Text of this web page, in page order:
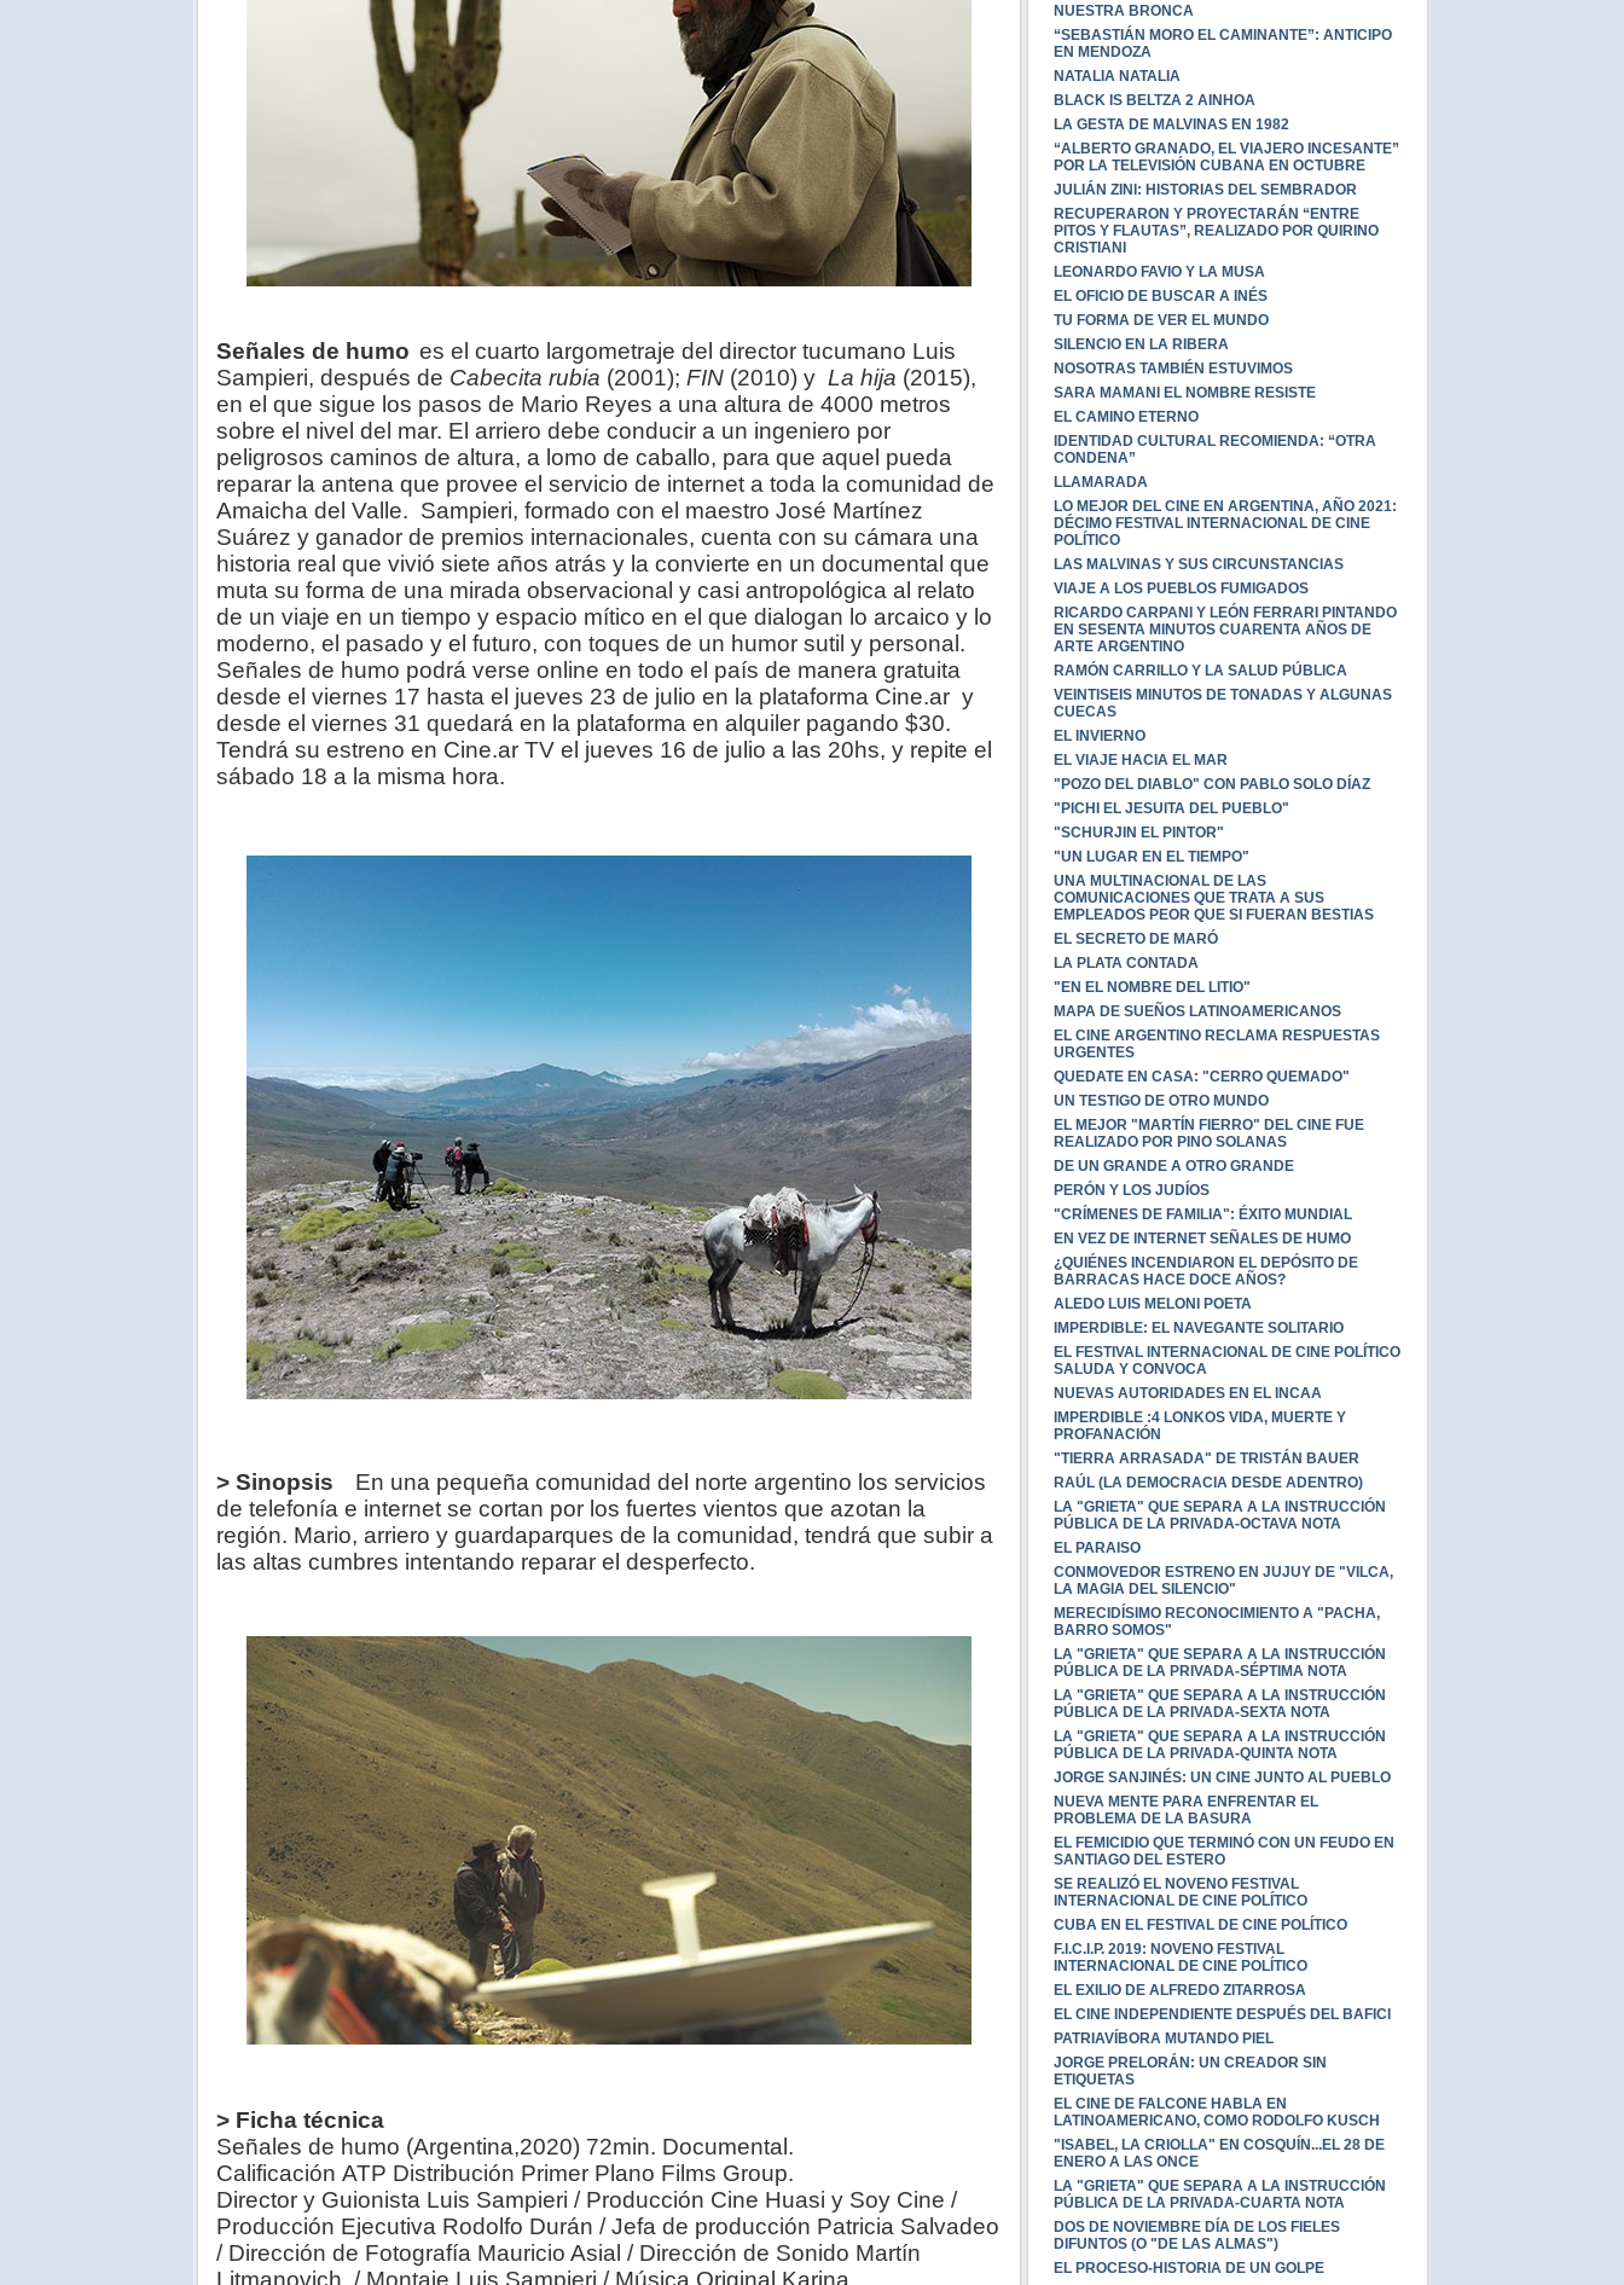
Señales de humo es el cuarto largometraje del director tucumano Luis
Sampieri, después de Cabecita rubia (2001); FIN (2010) y La hija (2015),
en el que sigue los pasos de Mario Reyes a una altura de 4000 metros
sobre el nivel del mar. El arriero debe conducir a un ingeniero por
peligrosos caminos de altura, a lomo de caballo, para que aquel pueda
reparar la antena que provee el servicio de internet a toda la comunidad de
Amaicha del Valle. Sampieri, formado con el maestro José Martínez
Suárez y ganador de premios internacionales, cuenta con su cámara una
historia real que vivió siete años atrás y la convierte en un documental que
muta su forma de una mirada observacional y casi antropológica al relato
de un viaje en un tiempo y espacio mítico en el que dialogan lo arcaico y lo
moderno, el pasado y el futuro, con toques de un humor sutil y personal.
Señales de humo podrá verse online en todo el país de manera gratuita
desde el viernes 17 hasta el jueves 23 de julio en la plataforma Cine.ar y
desde el viernes 31 quedará en la plataforma en alquiler pagando $30.
Tendrá su estreno en Cine.ar TV el jueves 16 de julio a las 20hs, y repite el
sábado 18 a la misma hora.
> Sinopsis
En una pequeña comunidad del norte argentino los servicios
de telefonía e internet se cortan por los fuertes vientos que azotan la
región. Mario, arriero y guardaparques de la comunidad, tendrá que subir a
las altas cumbres intentando reparar el desperfecto.
> Ficha técnica
Señales de humo (Argentina,2020) 72min. Documental.
Calificación ATP Distribución Primer Plano Films Group.
Director y Guionista Luis Sampieri / Producción Cine Huasi y Soy Cine /
Producción Ejecutiva Rodolfo Durán / Jefa de producción Patricia Salvadeo
/ Dirección de Fotografía Mauricio Asial / Dirección de Sonido Martín
Litmanovich / Montaje Luis Sampieri / Música Original Karina
NUESTRA BRONCA
“SEBASTIÁN MORO EL CAMINANTE”: ANTICIPO
EN MENDOZA
NATALIA NATALIA
BLACK IS BELTZA 2 AINHOA
LA GESTA DE MALVINAS EN 1982
“ALBERTO GRANADO, EL VIAJERO INCESANTE”
POR LA TELEVISIÓN CUBANA EN OCTUBRE
JULIÁN ZINI: HISTORIAS DEL SEMBRADOR
RECUPERARON Y PROYECTARÁN “ENTRE
PITOS Y FLAUTAS”, REALIZADO POR QUIRINO
CRISTIANI
LEONARDO FAVIO Y LA MUSA
EL OFICIO DE BUSCAR A INÉS
TU FORMA DE VER EL MUNDO
SILENCIO EN LA RIBERA
NOSOTRAS TAMBIÉN ESTUVIMOS
SARA MAMANI EL NOMBRE RESISTE
EL CAMINO ETERNO
IDENTIDAD CULTURAL RECOMIENDA: “OTRA
CONDENA”
LLAMARADA
LO MEJOR DEL CINE EN ARGENTINA, AÑO 2021:
DÉCIMO FESTIVAL INTERNACIONAL DE CINE
POLÍTICO
LAS MALVINAS Y SUS CIRCUNSTANCIAS
VIAJE A LOS PUEBLOS FUMIGADOS
RICARDO CARPANI Y LEÓN FERRARI PINTANDO
EN SESENTA MINUTOS CUARENTA AÑOS DE
ARTE ARGENTINO
RAMÓN CARRILLO Y LA SALUD PÚBLICA
VEINTISEIS MINUTOS DE TONADAS Y ALGUNAS
CUECAS
EL INVIERNO
EL VIAJE HACIA EL MAR
"POZO DEL DIABLO" CON PABLO SOLO DÍAZ
"PICHI EL JESUITA DEL PUEBLO"
"SCHURJIN EL PINTOR"
"UN LUGAR EN EL TIEMPO"
UNA MULTINACIONAL DE LAS
COMUNICACIONES QUE TRATA A SUS
EMPLEADOS PEOR QUE SI FUERAN BESTIAS
EL SECRETO DE MARÓ
LA PLATA CONTADA
"EN EL NOMBRE DEL LITIO"
MAPA DE SUEÑOS LATINOAMERICANOS
EL CINE ARGENTINO RECLAMA RESPUESTAS
URGENTES
QUEDATE EN CASA: "CERRO QUEMADO"
UN TESTIGO DE OTRO MUNDO
EL MEJOR "MARTÍN FIERRO" DEL CINE FUE
REALIZADO POR PINO SOLANAS
DE UN GRANDE A OTRO GRANDE
PERÓN Y LOS JUDÍOS
"CRÍMENES DE FAMILIA": ÉXITO MUNDIAL
EN VEZ DE INTERNET SEÑALES DE HUMO
¿QUIÉNES INCENDIARON EL DEPÓSITO DE
BARRACAS HACE DOCE AÑOS?
ALEDO LUIS MELONI POETA
IMPERDIBLE: EL NAVEGANTE SOLITARIO
EL FESTIVAL INTERNACIONAL DE CINE POLÍTICO
SALUDA Y CONVOCA
NUEVAS AUTORIDADES EN EL INCAA
IMPERDIBLE :4 LONKOS VIDA, MUERTE Y
PROFANACIÓN
"TIERRA ARRASADA" DE TRISTÁN BAUER
RAÚL (LA DEMOCRACIA DESDE ADENTRO)
LA "GRIETA" QUE SEPARA A LA INSTRUCCIÓN
PÚBLICA DE LA PRIVADA-OCTAVA NOTA
EL PARAISO
CONMOVEDOR ESTRENO EN JUJUY DE "VILCA,
LA MAGIA DEL SILENCIO"
MERECIDÍSIMO RECONOCIMIENTO A "PACHA,
BARRO SOMOS"
LA "GRIETA" QUE SEPARA A LA INSTRUCCIÓN
PÚBLICA DE LA PRIVADA-SÉPTIMA NOTA
LA "GRIETA" QUE SEPARA A LA INSTRUCCIÓN
PÚBLICA DE LA PRIVADA-SEXTA NOTA
LA "GRIETA" QUE SEPARA A LA INSTRUCCIÓN
PÚBLICA DE LA PRIVADA-QUINTA NOTA
JORGE SANJINÉS: UN CINE JUNTO AL PUEBLO
NUEVA MENTE PARA ENFRENTAR EL
PROBLEMA DE LA BASURA
EL FEMICIDIO QUE TERMINÓ CON UN FEUDO EN
SANTIAGO DEL ESTERO
SE REALIZÓ EL NOVENO FESTIVAL
INTERNACIONAL DE CINE POLÍTICO
CUBA EN EL FESTIVAL DE CINE POLÍTICO
F.I.C.I.P. 2019: NOVENO FESTIVAL
INTERNACIONAL DE CINE POLÍTICO
EL EXILIO DE ALFREDO ZITARROSA
EL CINE INDEPENDIENTE DESPUÉS DEL BAFICI
PATRIAVÍBORA MUTANDO PIEL
JORGE PRELORÁN: UN CREADOR SIN
ETIQUETAS
EL CINE DE FALCONE HABLA EN
LATINOAMERICANO, COMO RODOLFO KUSCH
"ISABEL, LA CRIOLLA" EN COSQUÍN...EL 28 DE
ENERO A LAS ONCE
LA "GRIETA" QUE SEPARA A LA INSTRUCCIÓN
PÚBLICA DE LA PRIVADA-CUARTA NOTA
DOS DE NOVIEMBRE DÍA DE LOS FIELES
DIFUNTOS (O "DE LAS ALMAS")
EL PROCESO-HISTORIA DE UN GOLPE